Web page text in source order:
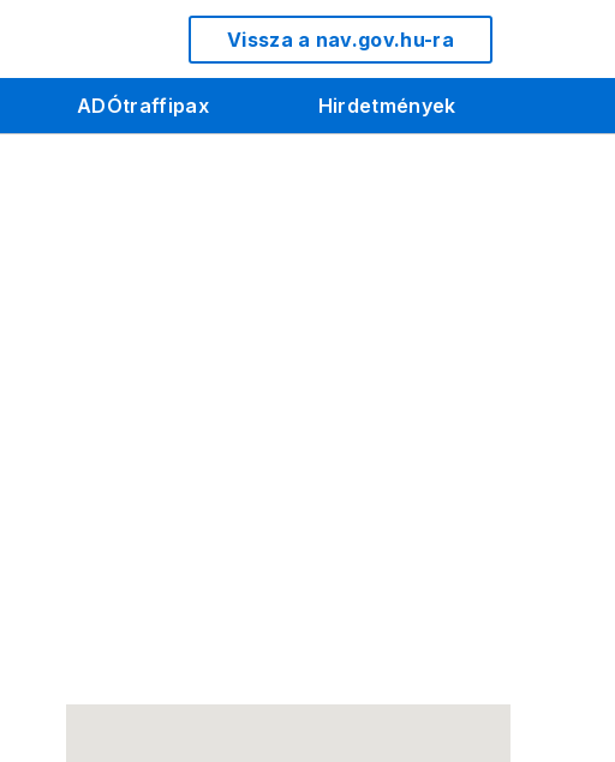
Vissza a nav.gov.hu-ra
ADÓtraffipax Hirdetmények